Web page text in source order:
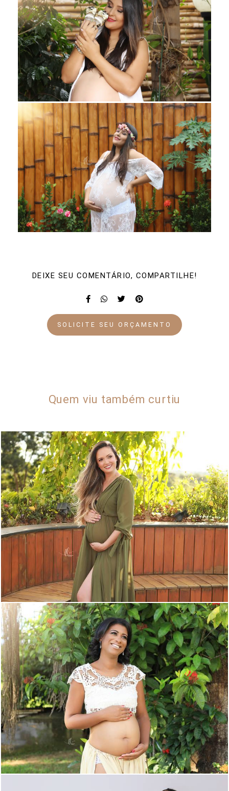
DEIXE SEU COMENTÁRIO, COMPARTILHE!
SOLICITE SEU ORÇAMENTO
Quem viu também curtiu
1014 44
1266 216